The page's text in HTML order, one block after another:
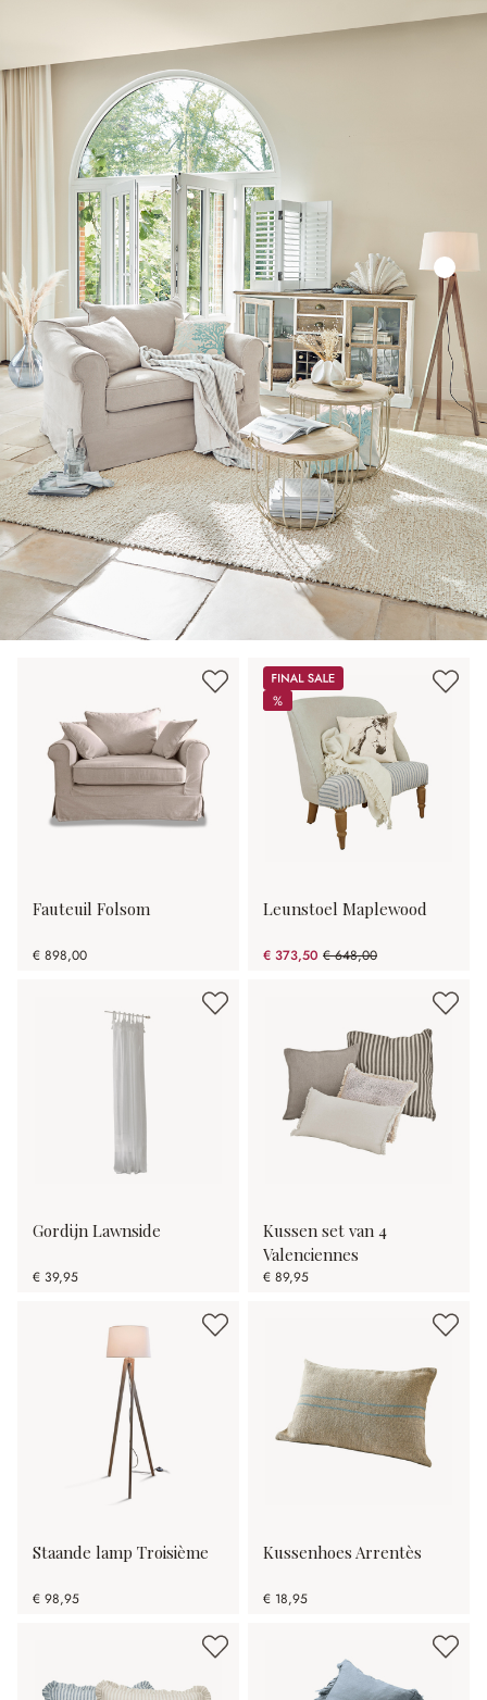
Fauteuil Folsom
€ 898,00
Sale
%
%
Leunstoel Maplewood
€ 373,50 € 648,00
(42.36% gespart)
Gordijn Lawnside
€ 39,95
Kussen set van 4
Valenciennes
€ 89,95
Staande lamp Troisième
€ 98,95
Kussenhoes Arrentès
€ 18,95